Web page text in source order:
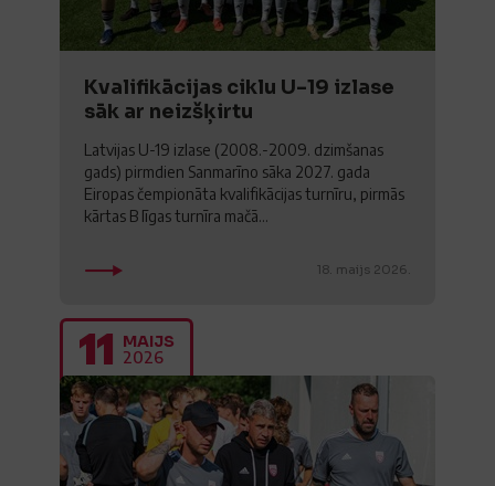
Kvalifikācijas ciklu U-19 izlase
sāk ar neizšķirtu
Latvijas U-19 izlase (2008.-2009. dzimšanas
gads) pirmdien Sanmarīno sāka 2027. gada
Eiropas čempionāta kvalifikācijas turnīru, pirmās
kārtas B līgas turnīra mačā...
18. maijs 2026.
11 MAIJS
2026